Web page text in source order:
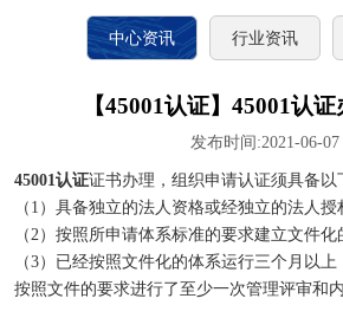
中心资讯 行业资讯
【45001认证】45001认
发布时间:2021-06-07
45001认证证书办理，组织申请认证须具备以
（1）具备独立的法人资格或经独立的法人授
（2）按照所申请体系标准的要求建立文件化
（3）已经按照文件化的体系运行三个月以
按照文件的要求进行了至少一次管理评审和
CQC志愿产品认证
OHS18000